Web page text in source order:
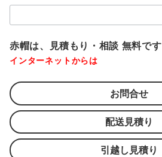
索：
赤帽は、見積もり・相談 無料です
インターネットからは
お問合せ
配送見積り
引越し見積り